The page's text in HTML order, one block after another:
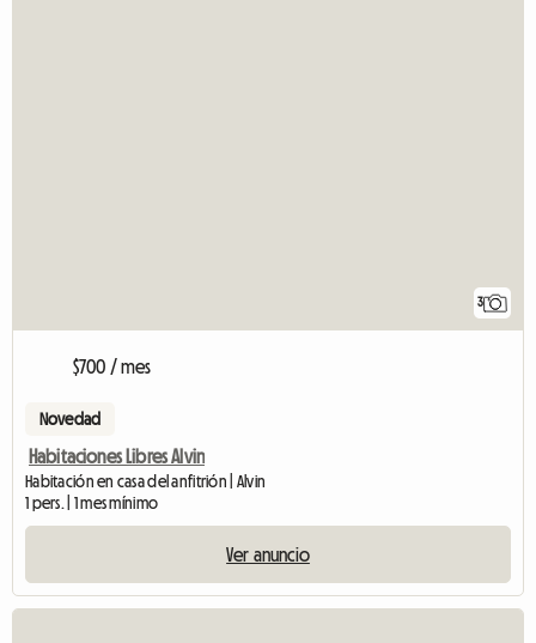
3
$700 / mes
Novedad
Habitaciones Libres Alvin
Habitación en casa del anfitrión | Alvin
1 pers. | 1 mes mínimo
Ver anuncio